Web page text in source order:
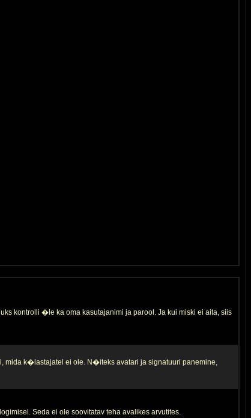
kontrolli �le ka oma kasutajanimi ja parool. Ja kui miski ei aita, siis
mida k�lastajatel ei ole. N�iteks avatari ja signatuuri panemine,
Seda ei ole soovitatav teha avalikes arvutites.